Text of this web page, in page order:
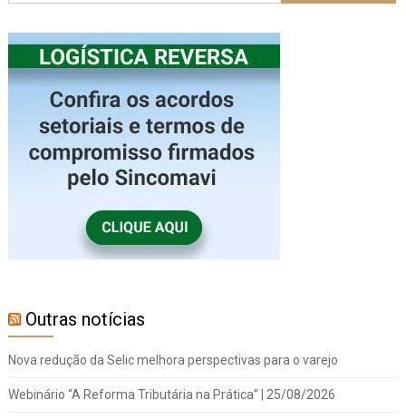
Outras notícias
Nova redução da Selic melhora perspectivas para o varejo
Webinário “A Reforma Tributária na Prática” | 25/08/2026